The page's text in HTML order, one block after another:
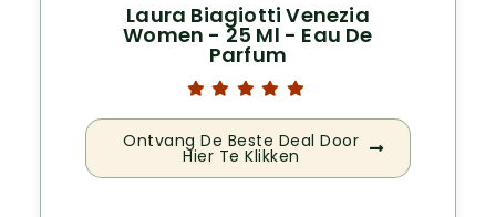
Laura Biagiotti Venezia
Women - 25 Ml - Eau De
Parfum
Ontvang De Beste Deal Door
Hier Te Klikken